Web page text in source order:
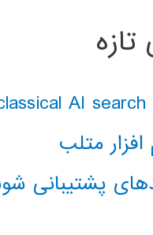
افزار متلب
پشتیبانی